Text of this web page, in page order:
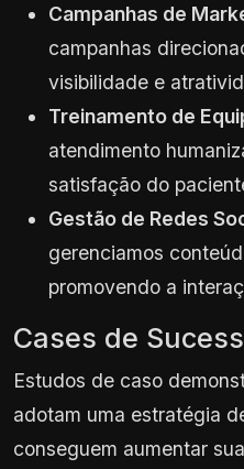
Campanhas de
campanhas
visibilidade e
Treinamento de
atendimento
satisfação do
Gestão de Redes
gerenciamos
promovendo a
Cases de
Estudos de caso
adotam uma estratégia
conseguem aumentar